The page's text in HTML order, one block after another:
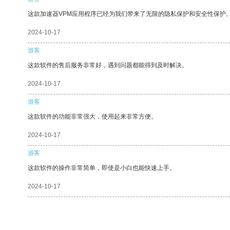
这款加速器VPM应用程序已经为我们带来了无限的隐私保护和安全性保护
2024-10-17
游客
这款软件的售后服务非常好，遇到问题都能得到及时解决。
2024-10-17
游客
这款软件的功能非常强大，使用起来非常方便。
2024-10-17
游客
这款软件的操作非常简单，即使是小白也能快速上手。
2024-10-17